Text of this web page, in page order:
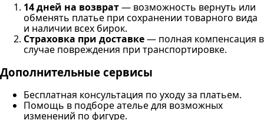
14 дней на возврат— возможность вернуть или
обменять платье при сохранении товарного вида
и наличии всех бирок.
Страховка при доставке— полная компенсация в
случае повреждения при транспортировке.
Дополнительные сервисы
Бесплатная консультация по уходу за платьем.
Помощь в подборе ателье для возможных
изменений по фигуре.